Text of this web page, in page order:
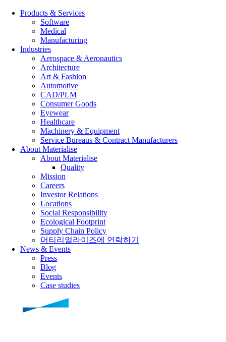
Products & Services
Software
Medical
Manufacturing
Industries
Aerospace & Aeronautics
Architecture
Art & Fashion
Automotive
CAD/PLM
Consumer Goods
Eyewear
Healthcare
Machinery & Equipment
Service Bureaus & Contract Manufacturers
About Materialise
About Materialise
Quality
Mission
Careers
Investor Relations
Locations
Social Responsibility
Ecological Footprint
Supply Chain Policy
머티리얼라이즈에 연락하기
News & Events
Press
Blog
Events
Case studies